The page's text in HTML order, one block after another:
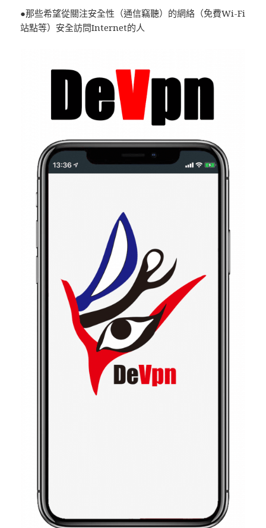
●那些希望從關注安全性（通信竊聽）的網絡（免費Wi-Fi
站點等）安全訪問Internet的人